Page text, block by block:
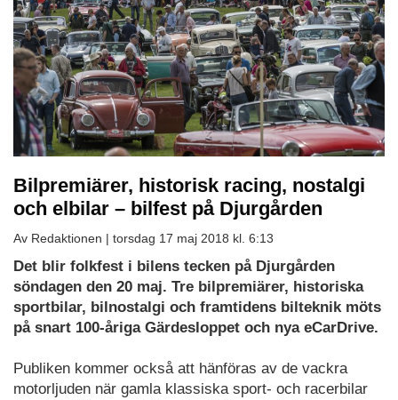
Bilpremiärer, historisk racing, nostalgi
och elbilar – bilfest på Djurgården
Av Redaktionen | torsdag 17 maj 2018 kl. 6:13
Det blir folkfest i bilens tecken på Djurgården
söndagen den 20 maj. Tre bilpremiärer, historiska
sportbilar, bilnostalgi och framtidens bilteknik möts
på snart 100-åriga Gärdesloppet och nya eCarDrive.
Publiken kommer också att hänföras av de vackra
motorljuden när gamla klassiska sport- och racerbilar